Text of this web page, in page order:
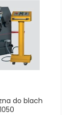
do blach